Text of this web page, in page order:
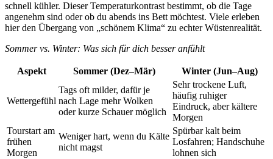
schnell kühler. Dieser Temperaturkontrast bestimmt, ob die Tage
angenehm sind oder ob du abends ins Bett möchtest. Viele erleben
hier den Übergang von „schönem Klima“ zu echter Wüstenrealität.
Sommer vs. Winter: Was sich für dich besser anfühlt
Aspekt Sommer (Dez–Mär) Winter (Jun–Aug)
Wettergefühl
Tags oft milder, dafür je
nach Lage mehr Wolken
oder kurze Schauer möglich
Sehr trockene Luft,
häufig ruhiger
Eindruck, aber kältere
Morgen
Tourstart am
frühen
Morgen
Weniger hart, wenn du Kälte
nicht magst
Spürbar kalt beim
Losfahren; Handschuhe
lohnen sich